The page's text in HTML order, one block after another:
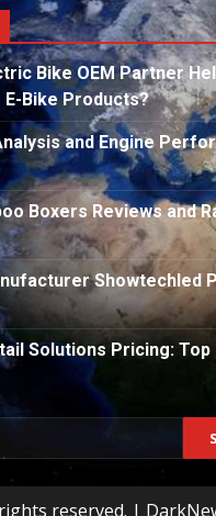
Bike OEM Partner
Bike Products?
and Engine
Boxers Reviews and
Showtechled
Solutions Pricing: Top
reserved. |